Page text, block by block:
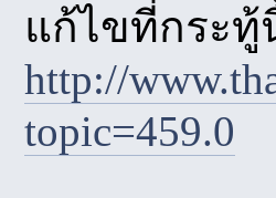
แก้ไขที่กระ
http://
topic=459.0